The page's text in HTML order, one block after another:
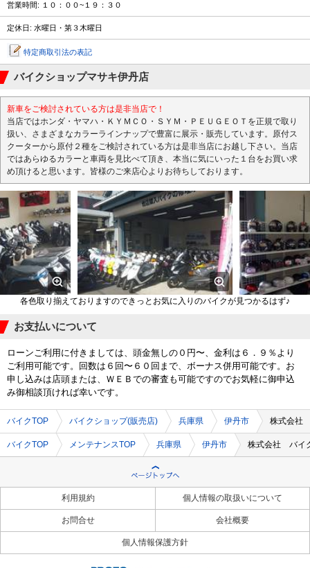
営業時間: １０：００~１９：３０
定休日: 水曜日・第３木曜日
特定商取引法の表記
バイクショップマサキ伊丹店
新車をご検討されている方は是非当店で！
当店ではホンダ・ヤマハ・ＫＹＭＣＯ・ＳＹＭ・ＰＥＵＧＥＯＴを正規で取り
扱い、さまざまなカラーラインナップで豊富に展示・販売しています。原付ス
クーターから原付２種をご検討されている方は是非当店にお越し下さい。当店
ではあらゆるカラーと車両を見比べて頂き、本当に気にいった１台をお買い求
め頂けると思います。皆様のご来店心よりお待ちしております。
各色取り揃えておりますのできっとお気に入りのバイクが見つかるはず♪
お支払いについて
ローンご利用に付きましては、頭金無しの０円〜、金利は６．９％より
ご利用可能です。回数は６回〜６０回まで、ボーナス併用可能です。お
申し込みは店頭または、ＷＥＢでの審査も可能ですのでお気軽に御申込
み御相談頂ければ幸いです。
バイクTOP バイクショップ(販売店) 兵庫県 伊丹市 株式会社
バイクTOP メンテナンスTOP 兵庫県 伊丹市 株式会社 バイ
利用規約 個人情報の取扱いについて
お問合せ 会社概要
個人情報保護方針